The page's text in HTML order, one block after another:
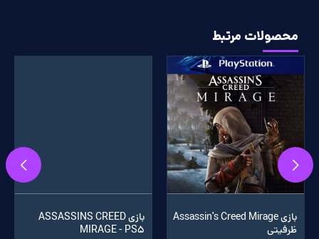
محصولات مرتبط
بازی Assassin's Creed Mirage
ظرفیتی
بازی ASSASSINS CREED
MIRAGE - PS5